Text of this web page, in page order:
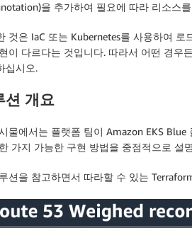
을 추가하여 필요에 따라 리소스
것은 IaC 또는 Kubernetes를 사용하여
이 다르다는 것입니다. 따라서 어떤 경우
십시오.
션 개요
물에서는 플랫폼 팀이 Amazon EKS
가지 가능한 구현 방법을 중점적으로 설
션을 참고하면서 따라할 수 있는